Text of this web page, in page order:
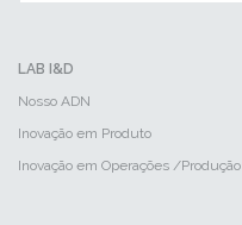
LAB I&D
Nosso ADN
Inovação em Produto
Inovação em Operações /Produção